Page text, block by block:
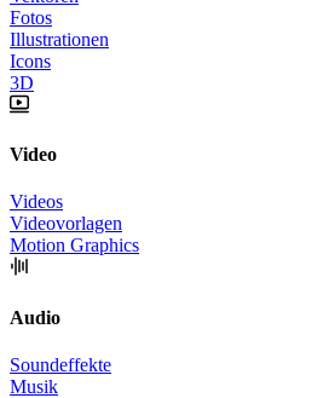
Fotos
Illustrationen
Icons
3D
Video
Videos
Videovorlagen
Motion Graphics
Audio
Soundeffekte
Musik